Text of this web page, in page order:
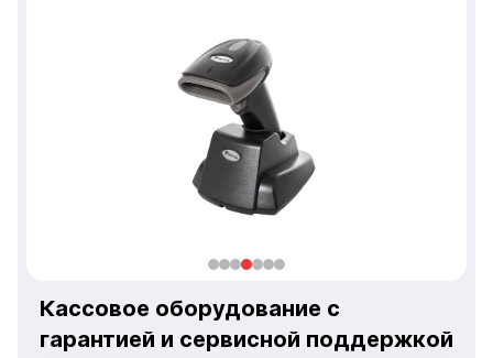
Кассовое оборудование с
гарантией и сервисной поддержкой